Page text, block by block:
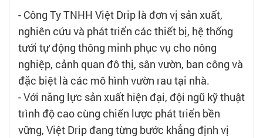
- Công Ty TNHH Việt Drip là đơn vị sản xuất,
nghiên cứu và phát triển các thiết bị, hệ thống
tưới tự động thông minh phục vụ cho nông
nghiệp, cảnh quan đô thị, sân vườn, ban công và
đặc biệt là các mô hình vườn rau tại nhà.
- Với năng lực sản xuất hiện đại, đội ngũ kỹ thuật
trình độ cao cùng chiến lược phát triển bền
vững, Việt Drip đang từng bước khẳng định vị